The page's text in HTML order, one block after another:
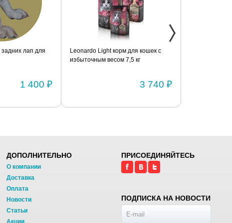
лап для
1 400 ₽
Leonardo Light корм для кошек с
избыточным весом 7,5 кг
3 740 ₽
ДОПОЛНИТЕЛЬНО
О компании
Доставка
Оплата
Новости
Статьи
Акции
ПРИСОЕДИНЯЙТЕСЬ
ПОДПИСКА НА НОВОСТИ